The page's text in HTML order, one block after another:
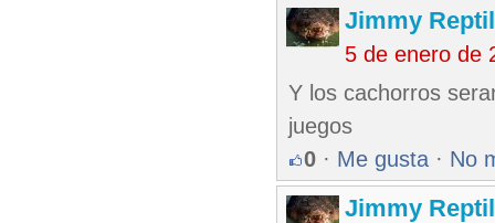
Jimmy
5 de enero de
Y los cachorros
juegos
0 · Me gusta · No
Jimmy